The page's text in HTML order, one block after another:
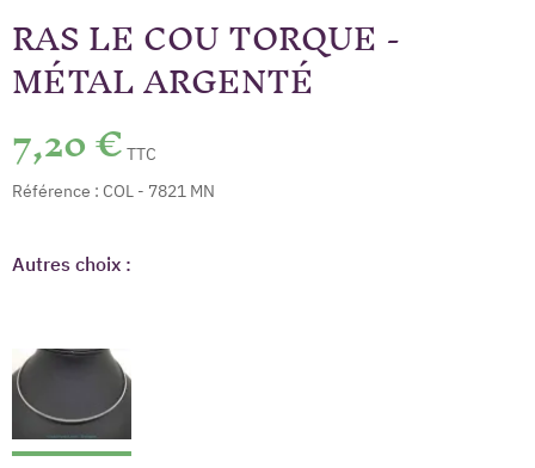
RAS LE COU TORQUE -
MÉTAL ARGENTÉ
7,20 € TTC
Référence : COL - 7821 MN
Autres choix :